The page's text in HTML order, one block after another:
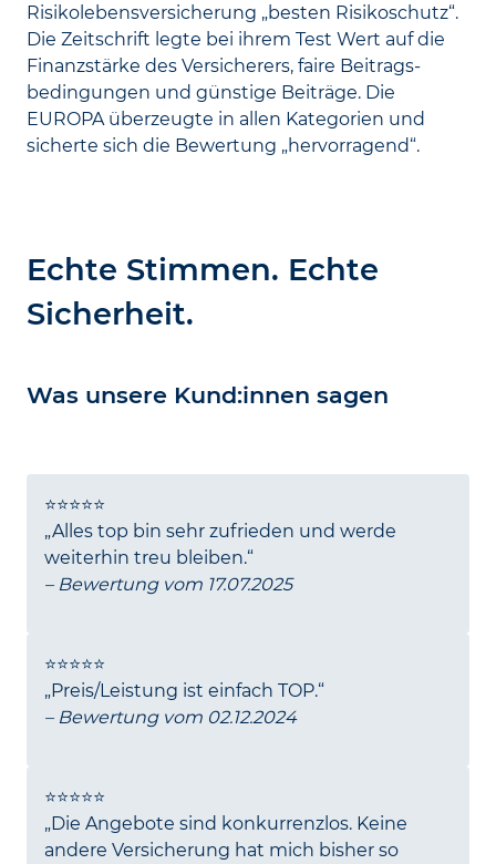
Risikolebensversicherung „besten Risiko­schutz“.
Die Zeit­schrift legte bei ihrem Test Wert auf die
Finanz­stärke des Versicherers, faire Beitrags­
bedingungen und günstige Beiträge. Die
EUROPA überzeugte in allen Kategorien und
sicherte sich die Bewertung „hervorragend“.
Echte Stimmen. Echte
Sicherheit.
Was unsere Kund:innen sagen
⭐️⭐️⭐️⭐️⭐️
„Alles top bin sehr zufrieden und werde
weiterhin treu bleiben.“
– Bewertung vom 17.07.2025
⭐️⭐️⭐️⭐️⭐️
„Preis/Leistung ist einfach TOP.“
– Bewertung vom 02.12.2024
⭐️⭐️⭐️⭐️⭐️
„Die Angebote sind konkurrenzlos. Keine
andere Versicherung hat mich bisher so